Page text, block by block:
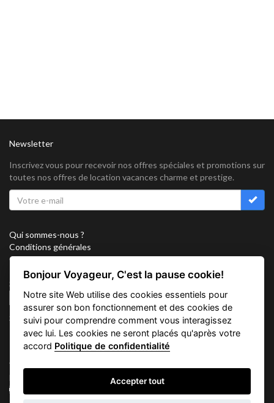
Newsletter
Inscrivez vous pour recevoir nos offres spéciales et promotions sur
toutes nos offres de location vacances charme et prestige.
Qui sommes-nous ?
Conditions générales
Confidentialité
Partenariat
Sitemap
Cookies
Suivez nous sur
Vacation Key Corp. 2905 Point East Drive #L-215. Aventura.
FLORIDA 33160.
Bonjour Voyageur, C'est la pause cookie!
Notre site Web utilise des cookies essentiels pour
assurer son bon fonctionnement et des cookies de
suivi pour comprendre comment vous interagissez
avec lui. Les cookies ne seront placés qu'après votre
accord Politique de confidentialité
Accepter tout